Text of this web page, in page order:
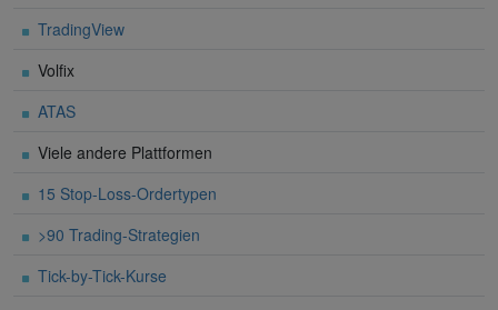
TradingView
Volfix
ATAS
Viele andere Plattformen
15 Stop-Loss-Ordertypen
>90 Trading-Strategien
Tick-by-Tick-Kurse